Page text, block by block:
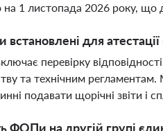
на 1 листопада 2026 року, що
встановлені для
перевірку
та технічним
подавати щорічні звіти і
на другій групі